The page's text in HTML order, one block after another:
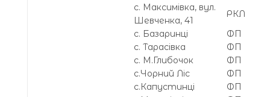
с. Максимівка, вул.
Шевченка, 41
РКЛ
с. Базаринці
ФП
с. Тарасівка
ФП
с. М.Глибочок
ФП
с.Чорний Ліс
ФП
с.Капустинці
ФП